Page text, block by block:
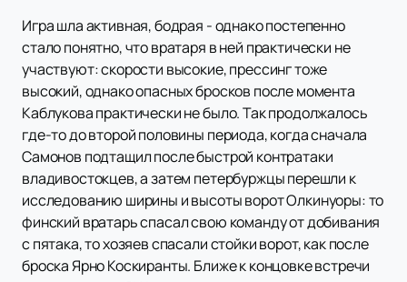
Игра шла активная, бодрая - однако постепенно
стало понятно, что вратаря в ней практически не
участвуют: скорости высокие, прессинг тоже
высокий, однако опасных бросков после момента
Каблукова практически не было. Так продолжалось
где-то до второй половины периода, когда сначала
Самонов подтащил после быстрой контратаки
владивостокцев, а затем петербуржцы перешли к
исследованию ширины и высоты ворот Олкинуоры: то
финский вратарь спасал свою команду от добивания
с пятака, то хозяев спасали стойки ворот, как после
броска Ярно Коскиранты. Ближе к концовке встречи